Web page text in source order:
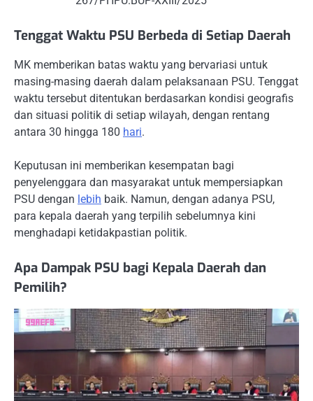
Tenggat Waktu PSU Berbeda di Setiap Daerah
MK memberikan batas waktu yang bervariasi untuk
masing-masing daerah dalam pelaksanaan PSU. Tenggat
waktu tersebut ditentukan berdasarkan kondisi geografis
dan situasi politik di setiap wilayah, dengan rentang
antara 30 hingga 180 hari.
Keputusan ini memberikan kesempatan bagi
penyelenggara dan masyarakat untuk mempersiapkan
PSU dengan lebih baik. Namun, dengan adanya PSU,
para kepala daerah yang terpilih sebelumnya kini
menghadapi ketidakpastian politik.
Apa Dampak PSU bagi Kepala Daerah dan
Pemilih?